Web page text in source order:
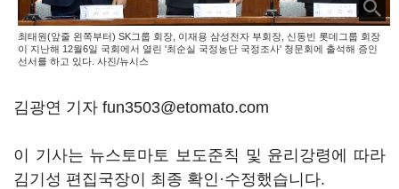
최태원(앞줄 왼쪽부터) SK그룹 회장, 이재용 삼성전자 부회장, 신동빈 롯데그룹 회장
이 지난해 12월6일 국회에서 열린 '최순실 국정농단 국정조사' 청문회에 출석해 증인
선서를 하고 있다. 사진/뉴시스
김광연 기자 fun3503@etomato.com
이 기사는 뉴스토마토 보도준칙 및 윤리강령에 따라
김기성 편집국장이 최종 확인·수정했습니다.